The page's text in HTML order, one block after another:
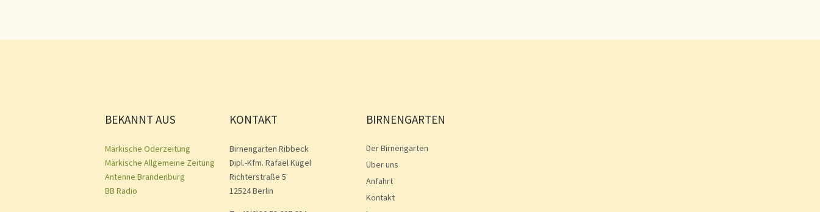
BEKANNT AUS
Märkische Oderzeitung
Märkische Allgemeine Zeitung
Antenne Brandenburg
BB Radio
KONTAKT
Birnengarten Ribbeck
Dipl.-Kfm. Rafael Kugel
Richterstraße 5
12524 Berlin
BIRNENGARTEN
Der Birnengarten
Über uns
Anfahrt
Kontakt